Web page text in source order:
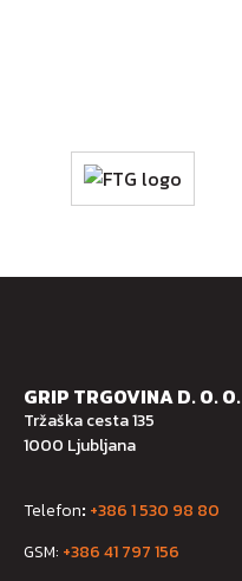
GRIP TRGOVINA D. O. O.
Tržaška cesta 135
1000 Ljubljana
Telefon: +386 1 530 98 80
GSM: +386 41 797 156